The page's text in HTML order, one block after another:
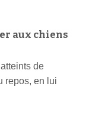
aux chiens
de
repos, en lui